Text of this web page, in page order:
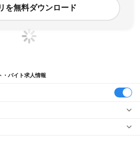
を無料ダウンロード
・バイト求人情報